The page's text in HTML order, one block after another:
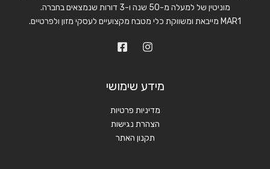
מוניטין של למעלה מ-50 שנה ו-3 דורות שנמצאים בחברה.
MAR1 מייבאת ומשווקת כלי מטבח מקצועיים לעסקי מזון ולפרטיים.
מידע שימושי
מדיניות פרטיות
הצהרת נגישות
תקנון האתר